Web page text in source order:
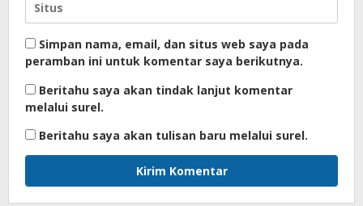
Simpan nama, email, dan situs web saya pada
peramban ini untuk komentar saya berikutnya.
Beritahu saya akan tindak lanjut komentar
melalui surel.
Beritahu saya akan tulisan baru melalui surel.